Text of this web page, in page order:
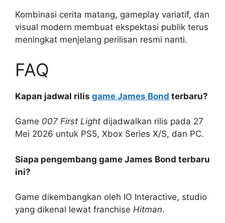
Kombinasi cerita matang, gameplay variatif, dan
visual modern membuat ekspektasi publik terus
meningkat menjelang perilisan resmi nanti.
FAQ
Kapan jadwal rilis game James Bond terbaru?
Game 007 First Light dijadwalkan rilis pada 27
Mei 2026 untuk PS5, Xbox Series X/S, dan PC.
Siapa pengembang game James Bond terbaru
ini?
Game dikembangkan oleh IO Interactive, studio
yang dikenal lewat franchise Hitman.